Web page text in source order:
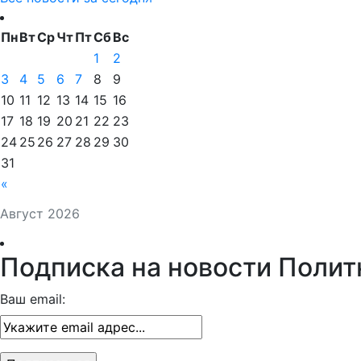
Август 2026
ПнВтСрЧтПтСбВс
«
1
2
3
4 5 6 7 8
9
10 11 12 13 14 15 16
17 18 19 20 21 22 23
24 25 26 27 28 29 30
31
Подписка на новости
Ваш email: